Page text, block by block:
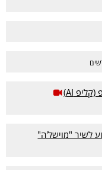
לשיר "מוישל'ה"